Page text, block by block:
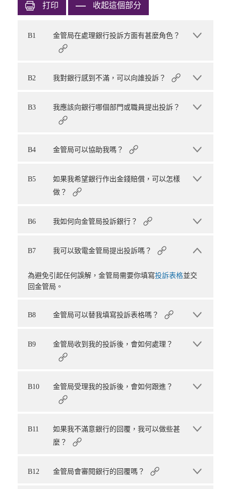
打印 收起這個部分
B1 金管局在處理銀行投訴方面有甚麼角色？
B2 我對銀行感到不滿，可以向誰投訴？
B3 我應該向銀行哪個部門或職員提出投訴？
B4 金管局可以協助我嗎？
B5
如果我希望銀行作出金錢賠償，可以怎樣
做？
B6 我如何向金管局投訴銀行？
B7 我可以致電金管局提出投訴嗎？
為避免引起任何誤解，金管局需要你填寫投訴表格並交
回金管局。
B8 金管局可以替我填寫投訴表格嗎？
B9 金管局收到我的投訴後，會如何處理？
B10 金管局受理我的投訴後，會如何跟進？
B11
如果我不滿意銀行的回覆，我可以做些甚
麼？
B12 金管局會審閱銀行的回覆嗎？